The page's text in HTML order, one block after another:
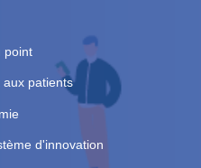
point
patients
d'innovation